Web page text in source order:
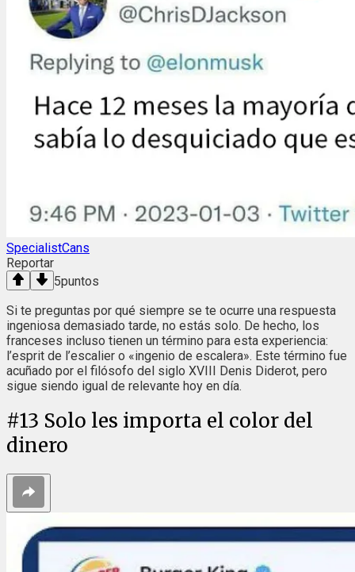
SpecialistCans
Reportar
5puntos
Si te preguntas por qué siempre se te ocurre una respuesta
ingeniosa demasiado tarde, no estás solo. De hecho, los
franceses incluso tienen un término para esta experiencia:
l’esprit de l’escalier o «ingenio de escalera». Este término fue
acuñado por el filósofo del siglo XVIII Denis Diderot, pero
sigue siendo igual de relevante hoy en día.
#13 Solo les importa el color del
dinero